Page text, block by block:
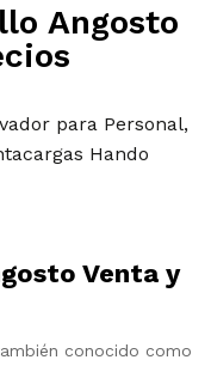
Angosto
para Personal,
Hando
Venta y
conocido como